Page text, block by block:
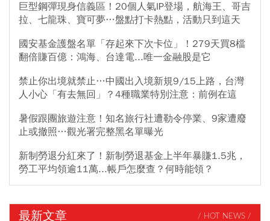
巨型鋼彈現身信義區！20個人氣IP登場，航海王、哥吉
拉、七龍珠、寶可夢…盤點打卡熱點，活動只到這天
國安基金護盤名單「存起來下次卡位」！279天買8檔
翻倍賺百億：鴻海、台達電...唯一金融股是它
禁止你出境就禁止…中國出入境新規9/15上路，台灣
人小心「有去無回」？4種職業特別注意：前例在這
暑假跟團旅遊注意！知名旅行社遭勒令停業、9家遭廢
止或撤照…觀光署完整黑名單曝光
新制勞退分紅來了！新制勞退基金上半年暴賺1.5兆，
勞工平均領逾11萬...帳戶怎麼查？何時能領？
最新文章 / HOT NEWS /